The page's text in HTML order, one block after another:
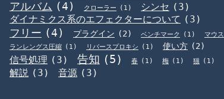
アルバム (4) クローラー (1) シンセ (3)
ダイナミクス系のエフェクターについて (3)
フリー (4) プラグイン (2) ベンチマーク (1) マウス
ランレングス圧縮 (1) リバースプロキシ (1) 使い方 (2)
信号処理 (3) 告知 (5) 春 (1) 梅 (1) 猫 (1)
解説 (3) 音源 (3)